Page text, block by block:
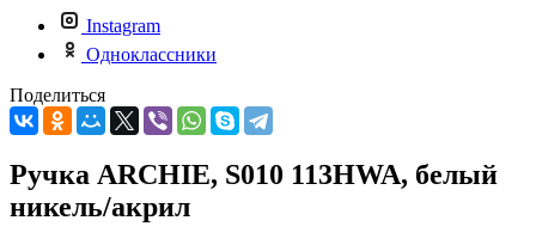
Instagram
Одноклассники
Поделиться
Ручка ARCHIE, S010 113HWA, белый
никель/акрил